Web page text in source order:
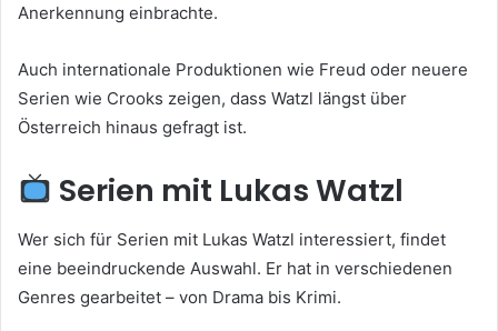
Anerkennung einbrachte.
Auch internationale Produktionen wie Freud oder neuere
Serien wie Crooks zeigen, dass Watzl längst über
Österreich hinaus gefragt ist.
Serien mit Lukas Watzl
Wer sich für Serien mit Lukas Watzl interessiert, findet
eine beeindruckende Auswahl. Er hat in verschiedenen
Genres gearbeitet – von Drama bis Krimi.